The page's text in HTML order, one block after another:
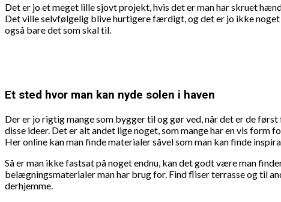
Det er jo et meget lille sjovt projekt, hvis det er man har skruet
Det ville selvfølgelig blive hurtigere færdigt, og det er jo ikke noget
også bare det som skal til.
Et sted hvor man kan nyde solen i haven
Der er jo rigtig mange som bygger til og gør ved, når det er de
disse ideer. Det er alt andet lige noget, som mange har en vis form
Her online kan man finde materialer såvel som man kan finde
Så er man ikke fastsat på noget endnu, kan det godt være man
belægningsmaterialer man har brug for. Find fliser terrasse og til
derhjemme.